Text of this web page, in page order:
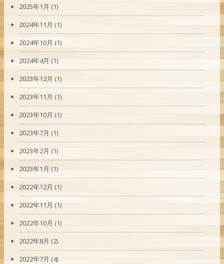
2025年1月 (1)
2024年11月 (1)
2024年10月 (1)
2024年4月 (1)
2023年12月 (1)
2023年11月 (1)
2023年10月 (1)
2023年7月 (1)
2023年2月 (1)
2023年1月 (1)
2022年12月 (1)
2022年11月 (1)
2022年10月 (1)
2022年8月 (2)
2022年7月 (4)